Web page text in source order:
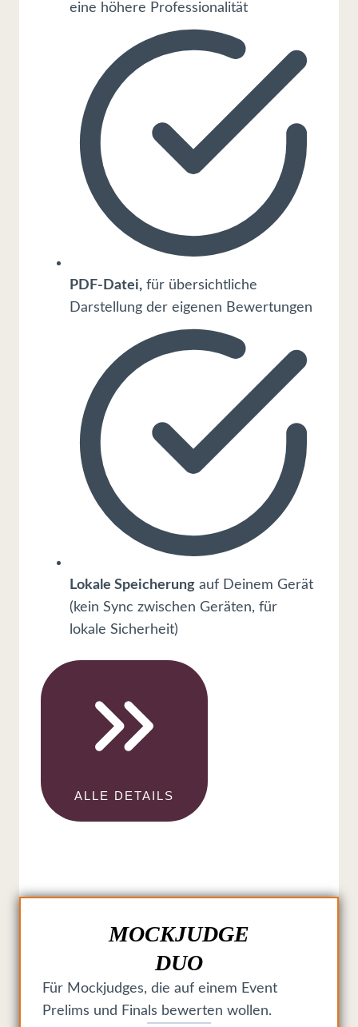
eine höhere Professionalität
PDF-Datei, für übersichtliche
Darstellung der eigenen Bewertungen
Lokale Speicherung auf Deinem Gerät
(kein Sync zwischen Geräten, für
lokale Sicherheit)
ALLE DETAILS
MOCKJUDGE
DUO
Für Mockjudges, die auf einem Event
Prelims und Finals bewerten wollen.